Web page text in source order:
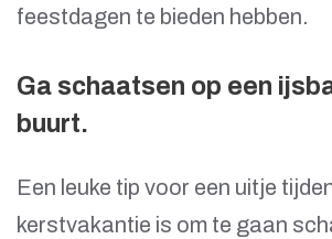
feestdagen te bieden hebben.
Ga schaatsen op een
buurt.
Een leuke tip voor een uitje
kerstvakantie is om te gaan